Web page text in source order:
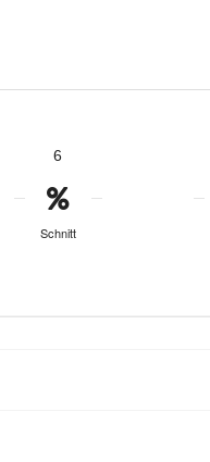
6
Schnitt